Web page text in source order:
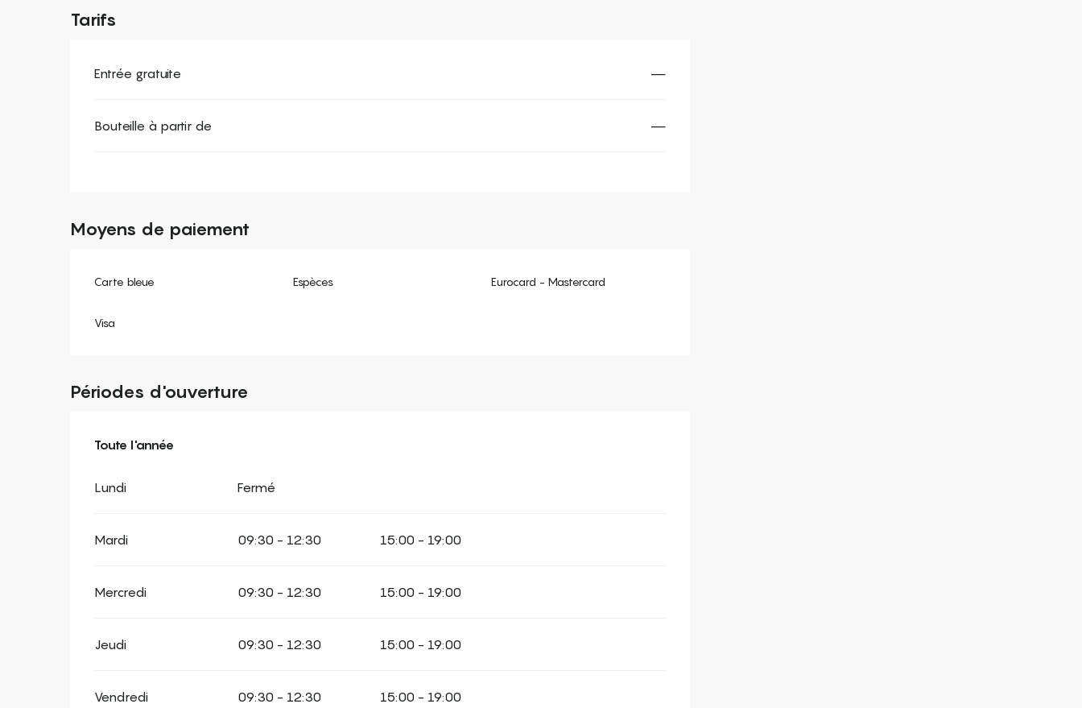
Tarifs
Entrée gratuite —
Bouteille à partir de —
Moyens de paiement
Carte bleue Espèces Eurocard - Mastercard
Visa
Périodes d'ouverture
Toute l'année
Toute l'année
Lundi Fermé
Mardi 09:30 - 12:30 15:00 - 19:00
Mercredi 09:30 - 12:30 15:00 - 19:00
Jeudi 09:30 - 12:30 15:00 - 19:00
Vendredi 09:30 - 12:30 15:00 - 19:00